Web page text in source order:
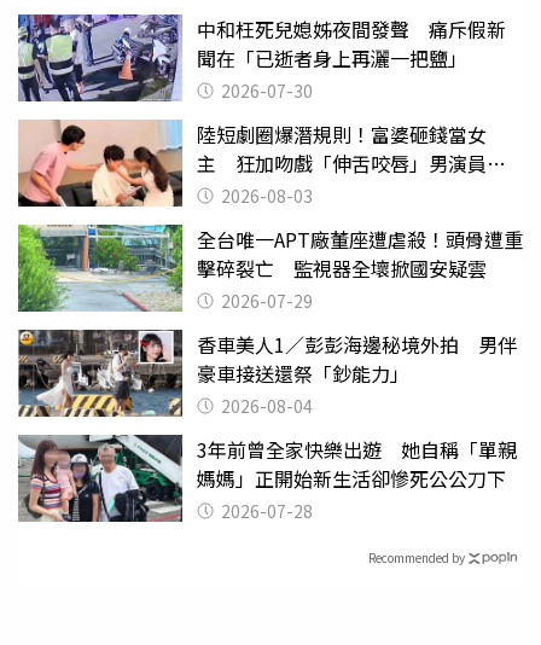
中和枉死兒媳姊夜間發聲 痛斥假新
聞在「已逝者身上再灑一把鹽」
2026-07-30
陸短劇圈爆潛規則！富婆砸錢當女
主 狂加吻戲「伸舌咬唇」男演員崩
潰 2026-08-03
全台唯一APT廠董座遭虐殺！頭骨遭重
擊碎裂亡 監視器全壞掀國安疑雲
2026-07-29
香車美人1／彭彭海邊秘境外拍 男伴
豪車接送還祭「鈔能力」
2026-08-04
3年前曾全家快樂出遊 她自稱「單親
媽媽」正開始新生活卻慘死公公刀下
2026-07-28
Recommended by